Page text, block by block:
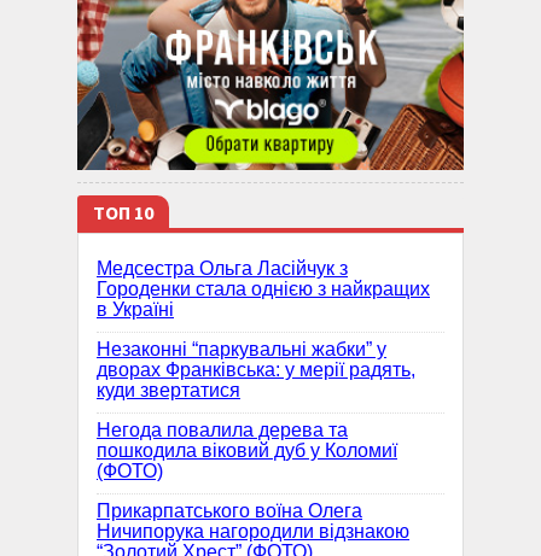
ТОП 10
Медсестра Ольга Ласійчук з
Городенки стала однією з найкращих
в Україні
Незаконні “паркувальні жабки” у
дворах Франківська: у мерії радять,
куди звертатися
Негода повалила дерева та
пошкодила віковий дуб у Коломиї
(ФОТО)
Прикарпатського воїна Олега
Ничипорука нагородили відзнакою